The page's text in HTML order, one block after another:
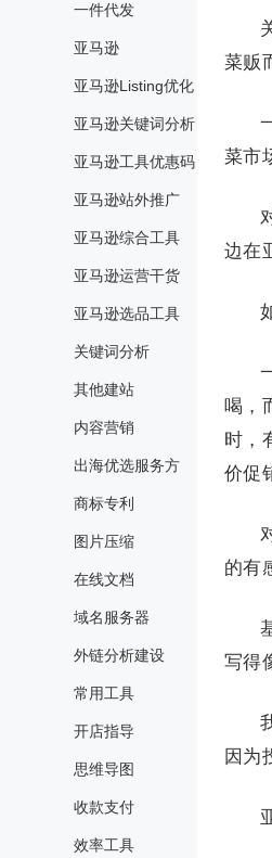
一件代发
亚马逊
亚马逊Listing优化
亚马逊关键词分析
亚马逊工具优惠码
亚马逊站外推广
亚马逊综合工具
亚马逊运营干货
亚马逊选品工具
关键词分析
其他建站
内容营销
出海优选服务方
商标专利
图片压缩
在线文档
域名服务器
外链分析建设
常用工具
开店指导
思维导图
收款支付
效率工具
菜贩
菜市
边在
喝，
时，
价促
的有
写得
因为